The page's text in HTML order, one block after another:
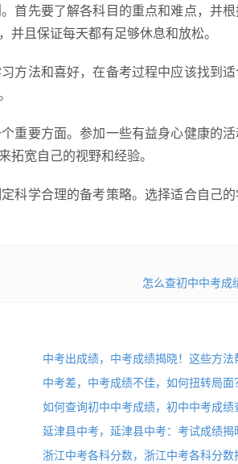
首先要了解各科目的重点和难点，并
且保证每天都有足够休息和放松。
法和喜好，在备考过程中应该找到适
要方面。参加一些有益身心健康的活
宽自己的视野和经验。
科学合理的备考策略。选择适合自己
怎么查初中中考成
中考出成绩，中考成绩揭晓！这些方法
中考差，中考成绩不佳，如何扭转局面
如何查询初中中考成绩，初中中考成
揭秘！延津县中考，延津县中考：考试成绩揭
浙江中考各科分数，浙江中考各科分数